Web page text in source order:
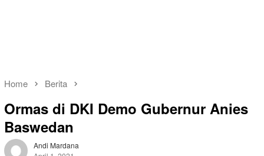
Home Berita
Ormas di DKI Demo Gubernur Anies
Baswedan
Andi Mardana